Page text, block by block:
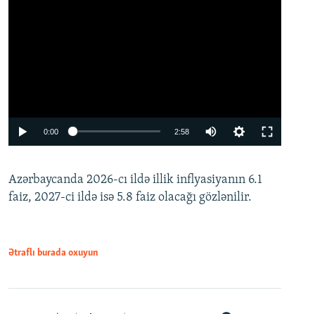
0:00 2:58
360p
480p
Azərbaycanda 2026-cı ildə illik inflyasiyanın 6.1
faiz, 2027-ci ildə isə 5.8 faiz olacağı gözlənilir.
Ətraflı burada oxuyun